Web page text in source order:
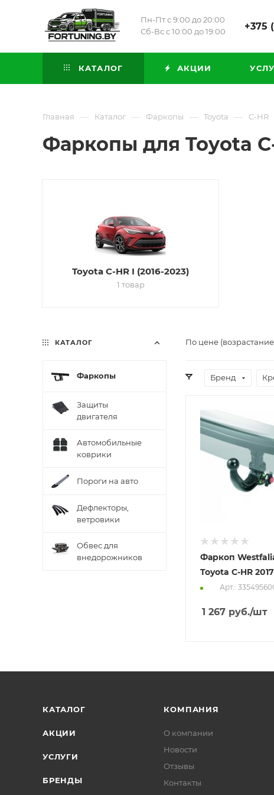
Пн-Пт с 9:00 до 20:00
Сб-Вс с 10:00 до 19:00
+375
КАТАЛОГ АКЦИИ
Главная — Каталог — Фаркопы — Toyota — C-HR
Фаркопы для Toyota
Toyota C-HR I (2016-2023)
1 товар
По цене
Бренд
Фаркоп
Toyota C-HR
Арт.:
1 267 руб./шт
КАТАЛОГ
Фаркопы
Защиты
двигателя
Автомобильные
коврики
Пороги на авто
Дефлекторы,
ветровики
Обвес для
внедорожников
КАТАЛОГ
АКЦИИ
УСЛУГИ
БРЕНДЫ
КОМПАНИЯ
О компании
Новости
Отзывы
Контакты